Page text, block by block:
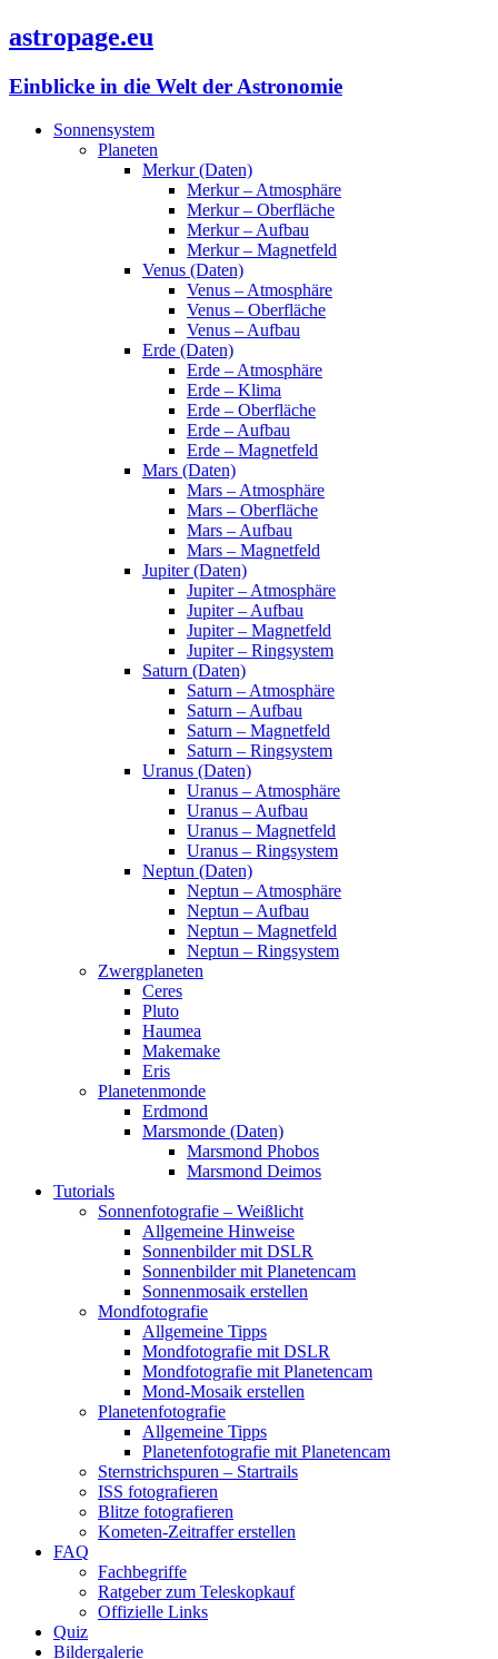
astropage.eu
Einblicke in die Welt der Astronomie
Sonnensystem
Planeten
Merkur (Daten)
Merkur – Atmosphäre
Merkur – Oberfläche
Merkur – Aufbau
Merkur – Magnetfeld
Venus (Daten)
Venus – Atmosphäre
Venus – Oberfläche
Venus – Aufbau
Erde (Daten)
Erde – Atmosphäre
Erde – Klima
Erde – Oberfläche
Erde – Aufbau
Erde – Magnetfeld
Mars (Daten)
Mars – Atmosphäre
Mars – Oberfläche
Mars – Aufbau
Mars – Magnetfeld
Jupiter (Daten)
Jupiter – Atmosphäre
Jupiter – Aufbau
Jupiter – Magnetfeld
Jupiter – Ringsystem
Saturn (Daten)
Saturn – Atmosphäre
Saturn – Aufbau
Saturn – Magnetfeld
Saturn – Ringsystem
Uranus (Daten)
Uranus – Atmosphäre
Uranus – Aufbau
Uranus – Magnetfeld
Uranus – Ringsystem
Neptun (Daten)
Neptun – Atmosphäre
Neptun – Aufbau
Neptun – Magnetfeld
Neptun – Ringsystem
Zwergplaneten
Ceres
Pluto
Haumea
Makemake
Eris
Planetenmonde
Erdmond
Marsmonde (Daten)
Marsmond Phobos
Marsmond Deimos
Tutorials
Sonnenfotografie – Weißlicht
Allgemeine Hinweise
Sonnenbilder mit DSLR
Sonnenbilder mit Planetencam
Sonnenmosaik erstellen
Mondfotografie
Allgemeine Tipps
Mondfotografie mit DSLR
Mondfotografie mit Planetencam
Mond-Mosaik erstellen
Planetenfotografie
Allgemeine Tipps
Planetenfotografie mit Planetencam
Sternstrichspuren – Startrails
ISS fotografieren
Blitze fotografieren
Kometen-Zeitraffer erstellen
FAQ
Fachbegriffe
Ratgeber zum Teleskopkauf
Offizielle Links
Quiz
Bildergalerie